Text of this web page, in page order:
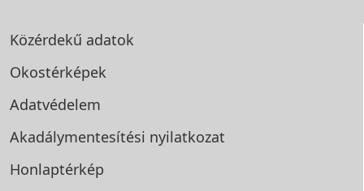
Közérdekű adatok
Okostérképek
Adatvédelem
Akadálymentesítési nyilatkozat
Honlaptérkép